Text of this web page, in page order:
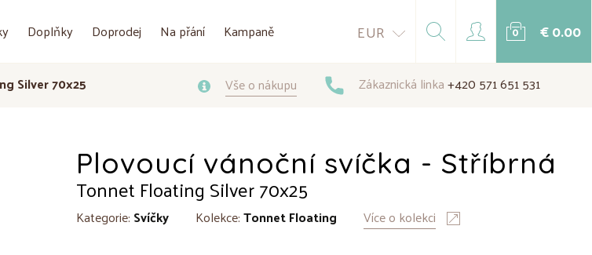
Doplňky Doprodej Na přání Kampaně EUR 0 € 0.00
Silver 70x25 Vše o nákupu Zákaznická linka+420 571 651 531
Plovoucí vánoční svíčka - Stříbrná
Tonnet Floating Silver 70x25
Kategorie: Svíčky Kolekce:Tonnet Floating Více o kolekci